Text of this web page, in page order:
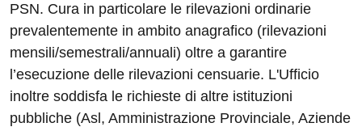
PSN. Cura in particolare le rilevazioni ordinarie
prevalentemente in ambito anagrafico (rilevazioni
mensili/semestrali/annuali) oltre a garantire
l’esecuzione delle rilevazioni censuarie. L'Ufficio
inoltre soddisfa le richieste di altre istituzioni
pubbliche (Asl, Amministrazione Provinciale, Aziende